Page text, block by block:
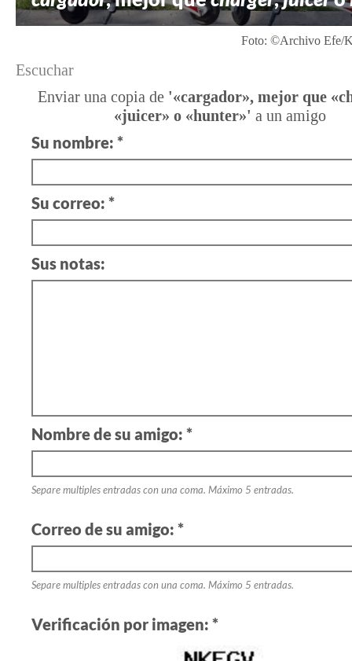
Foto: ©Archivo Efe/
Escuchar
Enviar una copia de '«cargador», mejor que
«juicer» o «hunter»' a un amigo
Su nombre: *
Su correo: *
Sus notas:
Nombre de su amigo: *
Separe multiples entradas con una coma. Máximo 5 entradas.
Correo de su amigo: *
Separe multiples entradas con una coma. Máximo 5 entradas.
Verificación por imagen: *